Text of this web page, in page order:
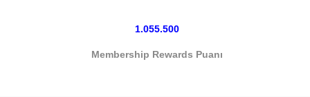
1.055.500
Membership Rewards Puanı